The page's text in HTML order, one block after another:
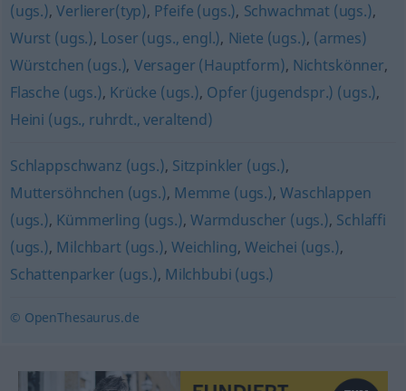
(ugs.),Verlierer(typ), Pfeife (ugs.), Schwachmat (ugs.),
Wurst (ugs.), Loser (ugs., engl.), Niete (ugs.), (armes)
Würstchen (ugs.), Versager (Hauptform), Nichtskönner,
Flasche (ugs.), Krücke (ugs.), Opfer (jugendspr.) (ugs.),
Heini (ugs., ruhrdt., veraltend)
Schlappschwanz (ugs.), Sitzpinkler (ugs.),
Muttersöhnchen (ugs.), Memme (ugs.),Waschlappen
(ugs.), Kümmerling (ugs.), Warmduscher (ugs.), Schlaffi
(ugs.), Milchbart (ugs.),Weichling, Weichei (ugs.),
Schattenparker (ugs.), Milchbubi (ugs.)
© OpenThesaurus.de